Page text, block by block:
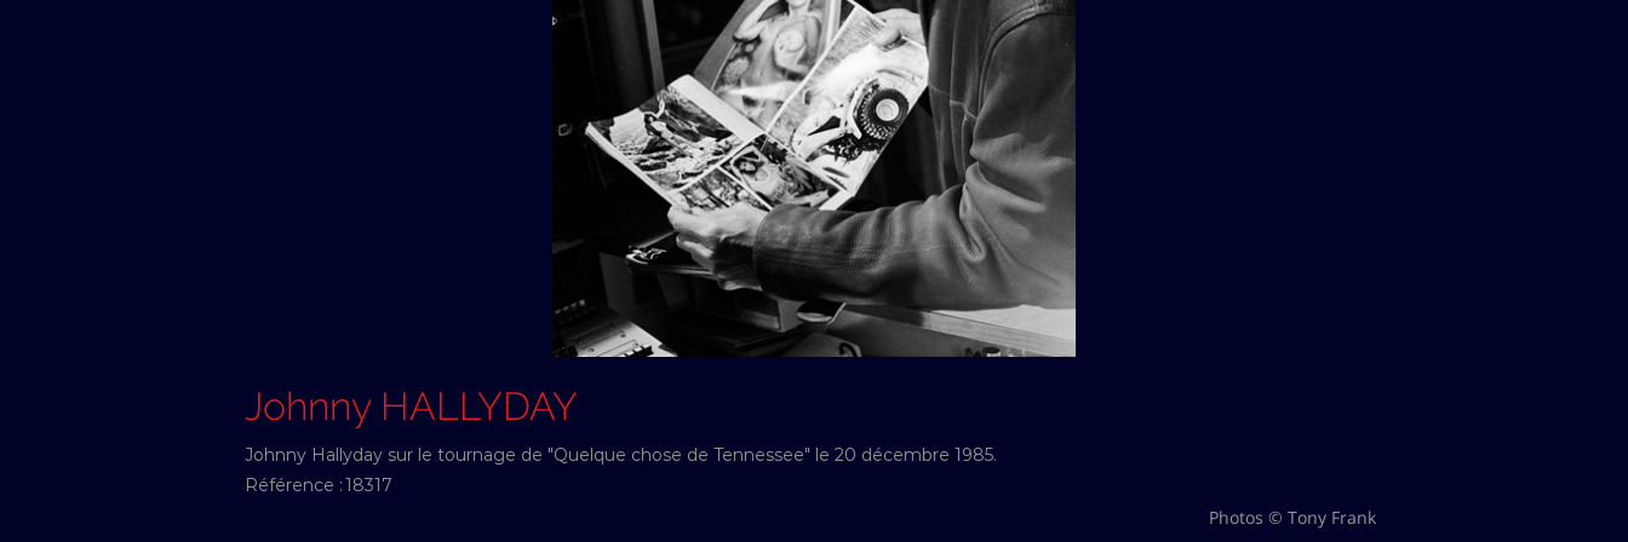
Johnny HALLYDAY
Johnny Hallyday sur le tournage de "Quelque chose de Tennessee" le 20 décembre 1985.
Référence :18317
Photos © Tony Frank